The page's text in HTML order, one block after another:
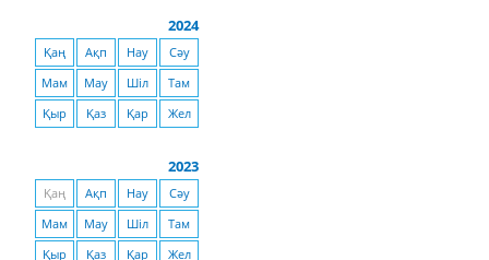
2024
Қаң Ақп Нау
Сәу
Мам
Мау Шіл
Там
Қыр
Қаз Қар Жел
2023
Қаң Ақп Нау
Сәу
Мам
Мау Шіл
Там
Қыр
Қаз Қар Жел